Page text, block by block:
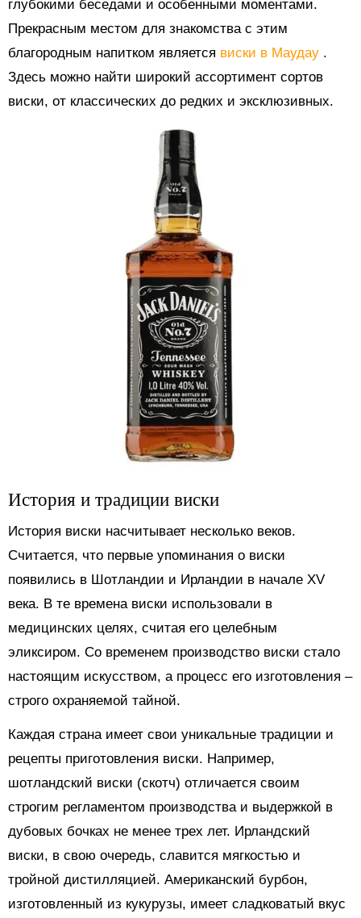
глубокими беседами и особенными моментами.
Прекрасным местом для знакомства с этим
благородным напитком является виски в Маудау .
Здесь можно найти широкий ассортимент сортов
виски, от классических до редких и эксклюзивных.
История и традиции виски
История виски насчитывает несколько веков.
Считается, что первые упоминания о виски
появились в Шотландии и Ирландии в начале XV
века. В те времена виски использовали в
медицинских целях, считая его целебным
эликсиром. Со временем производство виски стало
настоящим искусством, а процесс его изготовления –
строго охраняемой тайной.
Каждая страна имеет свои уникальные традиции и
рецепты приготовления виски. Например,
шотландский виски (скотч) отличается своим
строгим регламентом производства и выдержкой в
дубовых бочках не менее трех лет. Ирландский
виски, в свою очередь, славится мягкостью и
тройной дистилляцией. Американский бурбон,
изготовленный из кукурузы, имеет сладковатый вкус